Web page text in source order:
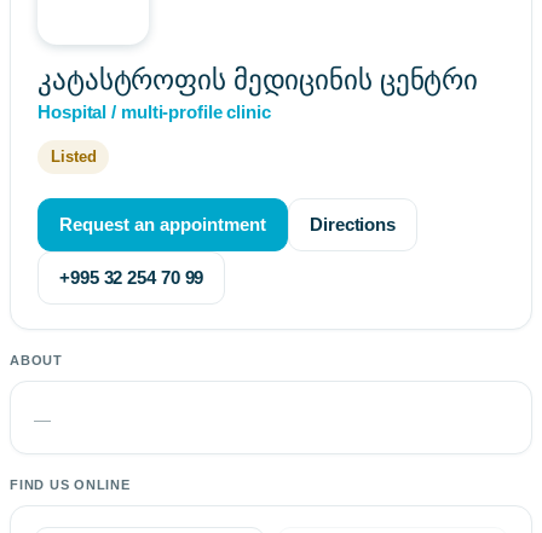
კატასტროფის მედიცინის ცენტრი
Hospital / multi-profile clinic
Listed
Request an appointment Directions
+995 32 254 70 99
ABOUT
—
FIND US ONLINE